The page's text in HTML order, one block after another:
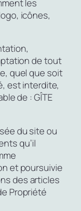
les
icônes,
de tout
quel que soit
est interdite,
de : GÎTE
du site ou
qu’il
et poursuivie
des articles
Propriété